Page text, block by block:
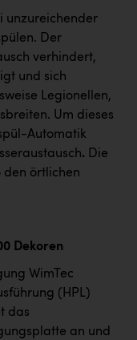
unzureichender
Der
verhindert,
und sich
Legionellen,
Um dieses
Automatik
. Die
den örtlichen
Dekoren
WimTec
(HPL)
das
an und